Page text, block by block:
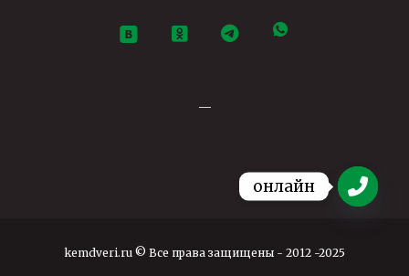
—
kemdveri.ru © Все права защищены - 2012 -2025
онлайн